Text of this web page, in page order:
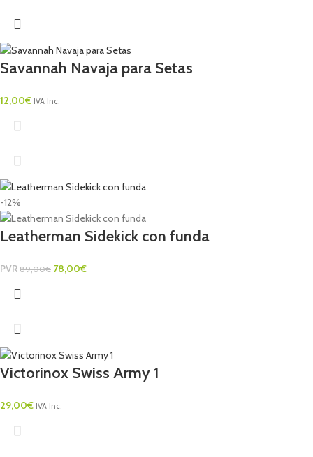
Savannah Navaja para Setas
12,00€ IVA Inc.
-12%
Leatherman Sidekick con funda
PVR 89,00€ 78,00€
Victorinox Swiss Army 1
29,00€ IVA Inc.